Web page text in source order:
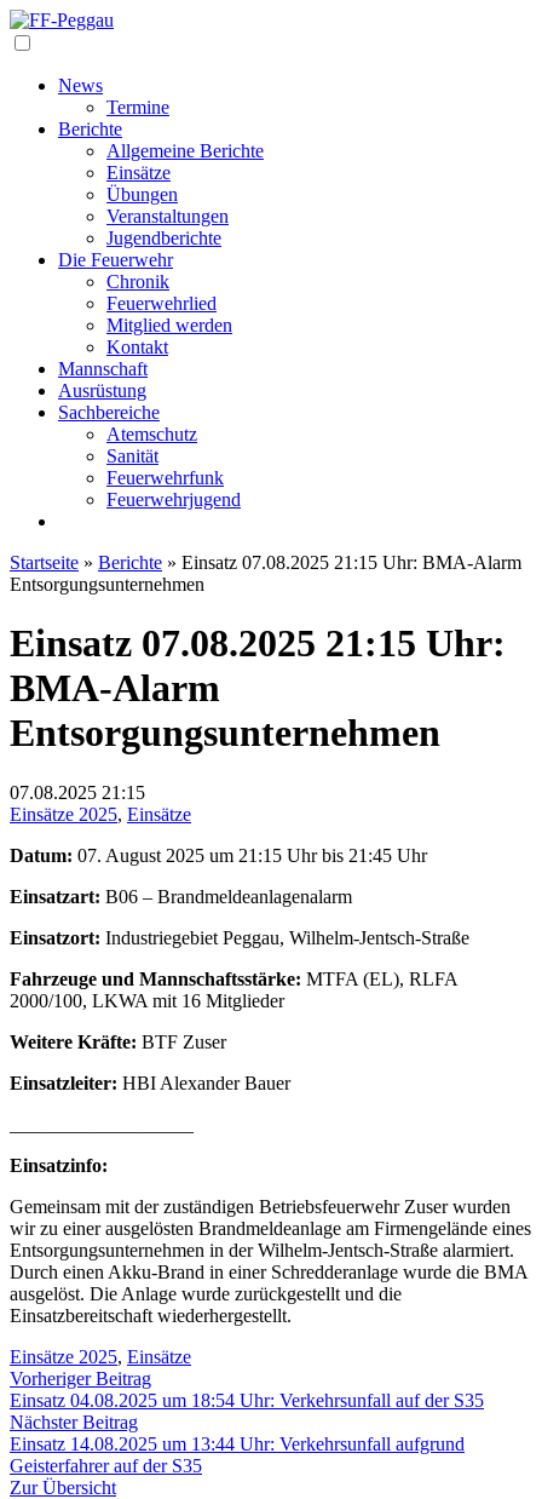
News
Termine
Berichte
Allgemeine Berichte
Einsätze
Übungen
Veranstaltungen
Jugendberichte
Die Feuerwehr
Chronik
Feuerwehrlied
Mitglied werden
Kontakt
Mannschaft
Ausrüstung
Sachbereiche
Atemschutz
Sanität
Feuerwehrfunk
Feuerwehrjugend
Startseite » Berichte » Einsatz 07.08.2025 21:15 Uhr: BMA-Alarm
Entsorgungsunternehmen
Einsatz 07.08.2025 21:15 Uhr:
BMA-Alarm
Entsorgungsunternehmen
07.08.2025 21:15
Einsätze 2025, Einsätze
Datum: 07. August 2025 um 21:15 Uhr bis 21:45 Uhr
Einsatzart: B06 – Brandmeldeanlagenalarm
Einsatzort: Industriegebiet Peggau, Wilhelm-Jentsch-Straße
Fahrzeuge und Mannschaftsstärke: MTFA (EL), RLFA
2000/100, LKWA mit 16 Mitglieder
Weitere Kräfte: BTF Zuser
Einsatzleiter: HBI Alexander Bauer
Einsatzinfo:
Gemeinsam mit der zuständigen Betriebsfeuerwehr Zuser wurden
wir zu einer ausgelösten Brandmeldeanlage am Firmengelände eines
Entsorgungsunternehmen in der Wilhelm-Jentsch-Straße alarmiert.
Durch einen Akku-Brand in einer Schredderanlage wurde die BMA
ausgelöst. Die Anlage wurde zurückgestellt und die
Einsatzbereitschaft wiederhergestellt.
Einsätze 2025, Einsätze
Beitragsnavigation
Vorheriger BeitragVorheriger
Beitrag:
Einsatz 04.08.2025 um 18:54 Uhr: Verkehrsunfall auf der S35
Nächster BeitragNächster
Beitrag:
Einsatz 14.08.2025 um 13:44 Uhr: Verkehrsunfall aufgrund
Geisterfahrer auf der S35
Zur Übersicht